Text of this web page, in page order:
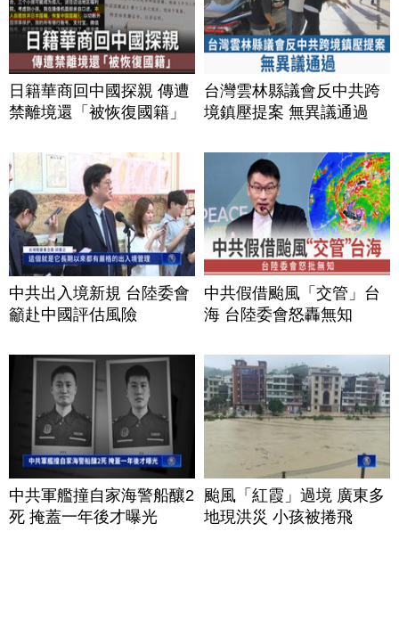
日籍華商回中國探親 傳遭
禁離境還「被恢復國籍」
台灣雲林縣議會反中共跨
境鎮壓提案 無異議通過
中共出入境新規 台陸委會
籲赴中國評估風險
中共假借颱風「交管」台
海 台陸委會怒轟無知
中共軍艦撞自家海警船釀2
死 掩蓋一年後才曝光
颱風「紅霞」過境 廣東多
地現洪災 小孩被捲飛